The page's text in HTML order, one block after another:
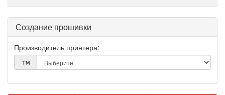
Создание прошивки
Производитель принтера: